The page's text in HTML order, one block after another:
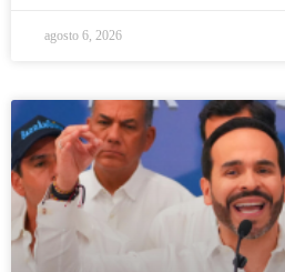
agosto 6, 2026